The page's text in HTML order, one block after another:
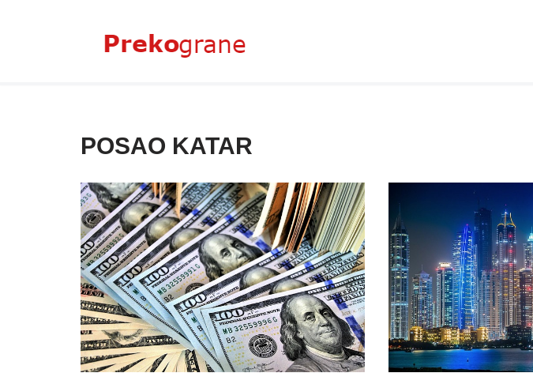
POSAO KATAR